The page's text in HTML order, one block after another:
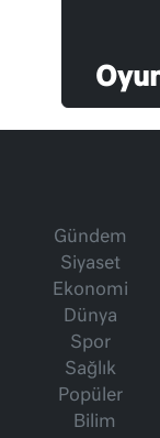
Gündem
Siyaset
Ekonomi
Dünya
Spor
Sağlık
Popüler
Bilim